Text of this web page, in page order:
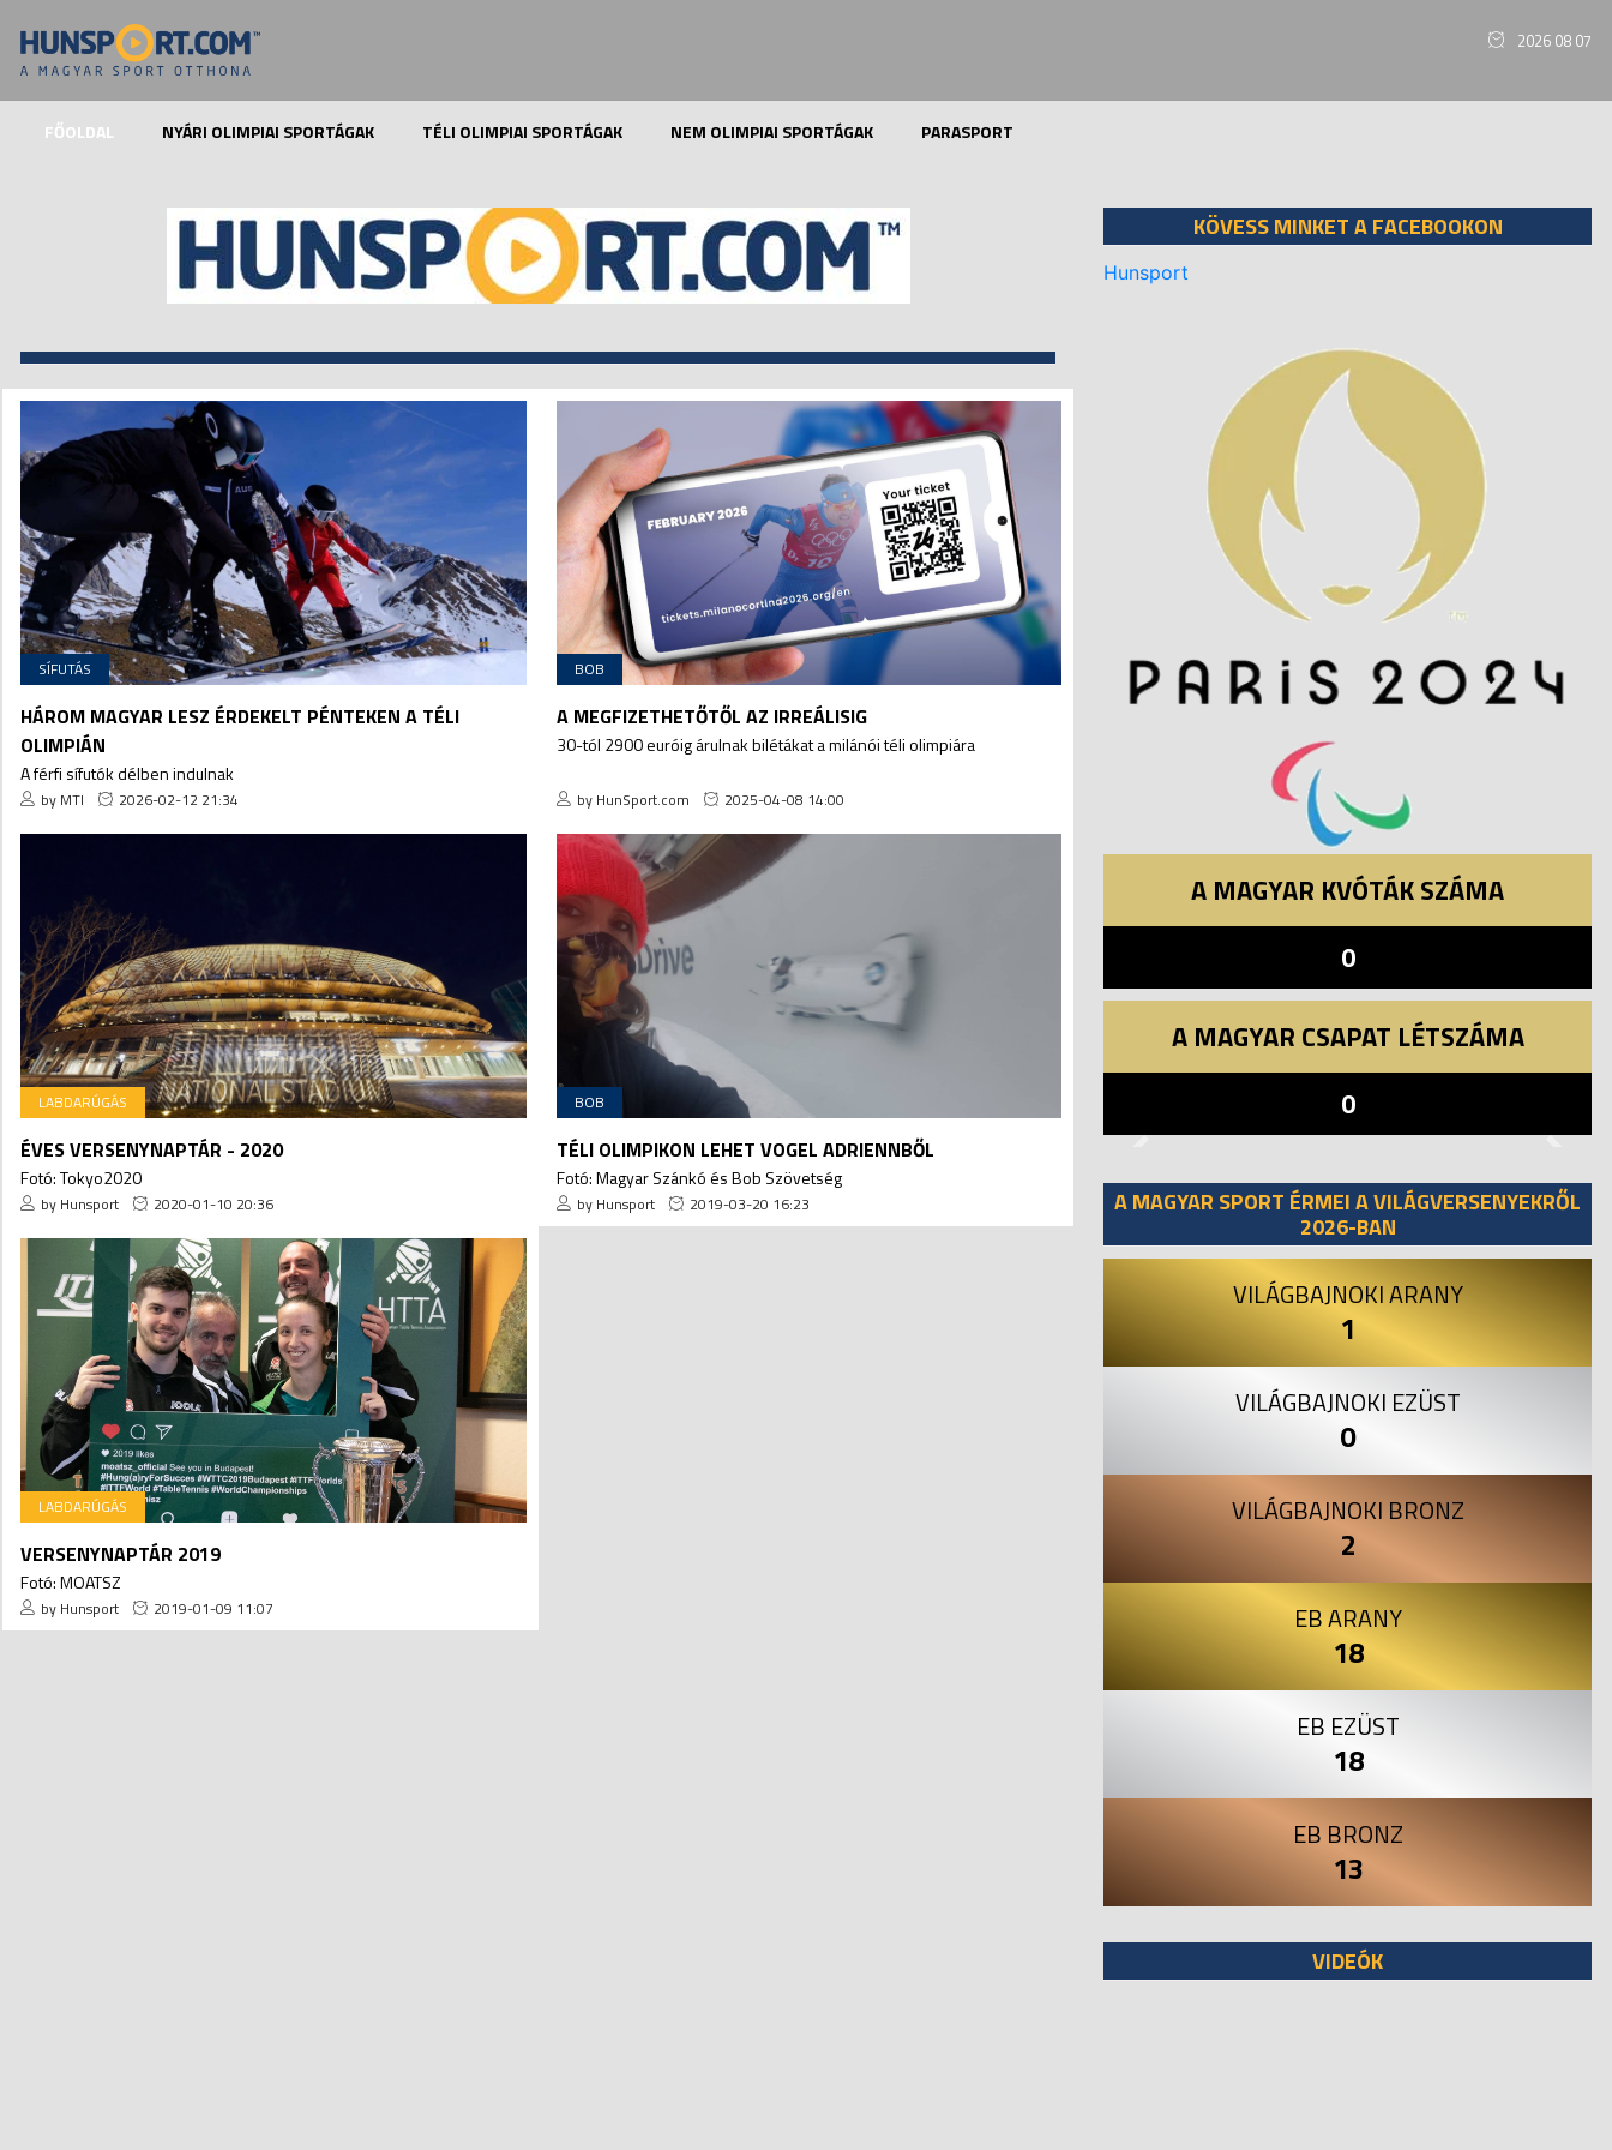
2026 08 07
FŐOLDAL NYÁRI OLIMPIAI SPORTÁGAK TÉLI OLIMPIAI SPORTÁGAK NEM OLIMPIAI SPORTÁGAK PARASPORT
SÍFUTÁS
HÁROM MAGYAR LESZ ÉRDEKELT PÉNTEKEN A TÉLI
OLIMPIÁN
A férfi sífutók délben indulnak
by MTI 2026-02-12 21:34
BOB
A MEGFIZETHETŐTŐL AZ IRREÁLISIG
30-tól 2900 euróig árulnak bilétákat a milánói téli olimpiára
by HunSport.com 2025-04-08 14:00
LABDARÚGÁS
ÉVES VERSENYNAPTÁR - 2020
Fotó: Tokyo2020
by Hunsport 2020-01-10 20:36
BOB
TÉLI OLIMPIKON LEHET VOGEL ADRIENNBŐL
Fotó: Magyar Szánkó és Bob Szövetség
by Hunsport 2019-03-20 16:23
LABDARÚGÁS
VERSENYNAPTÁR 2019
Fotó: MOATSZ
by Hunsport 2019-01-09 11:07
KÖVESS MINKET A FACEBOOKON
Hunsport
A MAGYAR KVÓTÁK SZÁMA
0
A MAGYAR CSAPAT LÉTSZÁMA
0
A MAGYAR SPORT ÉRMEI A VILÁGVERSENYEKRŐL
2026-BAN
VILÁGBAJNOKI ARANY
1
VILÁGBAJNOKI EZÜST
0
VILÁGBAJNOKI BRONZ
2
EB ARANY
18
EB EZÜST
18
EB BRONZ
13
VIDEÓK